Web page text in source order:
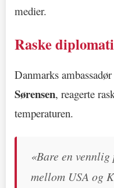
medier.
Raske
Danmarks
Sørensen, reagerte
temperaturen.
«Bare en
mellom USA og